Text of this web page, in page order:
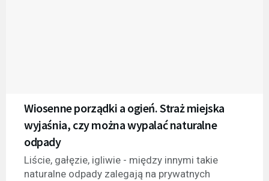
Wiosenne porządki a ogień. Straż miejska
wyjaśnia, czy można wypalać naturalne
odpady
Liście, gałęzie, igliwie - między innymi takie
naturalne odpady zalegają na prywatnych